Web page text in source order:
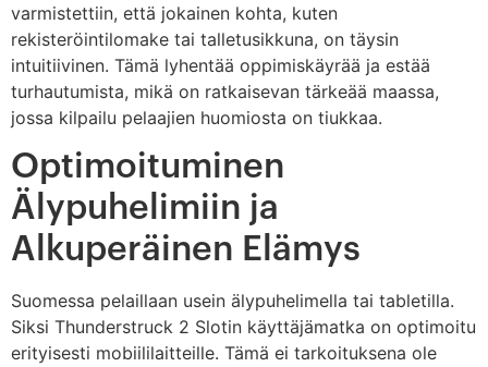
varmistettiin, että jokainen kohta, kuten
rekisteröintilomake tai talletusikkuna, on täysin
intuitiivinen. Tämä lyhentää oppimiskäyrää ja estää
turhautumista, mikä on ratkaisevan tärkeää maassa,
jossa kilpailu pelaajien huomiosta on tiukkaa.
Optimoituminen
Älypuhelimiin ja
Alkuperäinen Elämys
Suomessa pelaillaan usein älypuhelimella tai tabletilla.
Siksi Thunderstruck 2 Slotin käyttäjämatka on optimoitu
erityisesti mobiililaitteille. Tämä ei tarkoituksena ole